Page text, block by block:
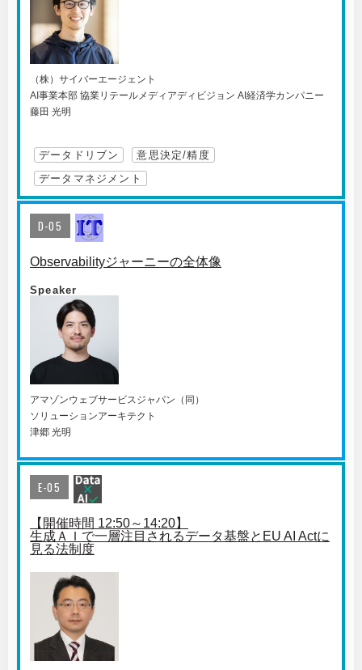
（株）サイバーエージェント
AI事業本部 協業リテールメディアディビジョン AI経済学カンパニー
藤田 光明
データドリブン
意思決定/精度
データマネジメント
D-05
Observabilityジャーニーの全体像
Speaker
アマゾンウェブサービスジャパン（同）
ソリューションアーキテクト
津郷 光明
E-05
【開催時間 12:50～14:20】
生成ＡＩで一層注目されるデータ基盤とEU AI Actに
見る法制度